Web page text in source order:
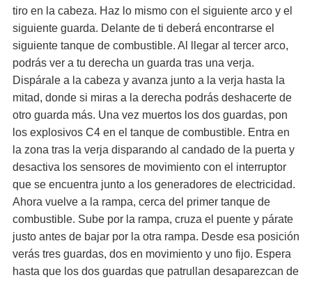
tiro en la cabeza. Haz lo mismo con el siguiente arco y el
siguiente guarda. Delante de ti deberá encontrarse el
siguiente tanque de combustible. Al llegar al tercer arco,
podrás ver a tu derecha un guarda tras una verja.
Dispárale a la cabeza y avanza junto a la verja hasta la
mitad, donde si miras a la derecha podrás deshacerte de
otro guarda más. Una vez muertos los dos guardas, pon
los explosivos C4 en el tanque de combustible. Entra en
la zona tras la verja disparando al candado de la puerta y
desactiva los sensores de movimiento con el interruptor
que se encuentra junto a los generadores de electricidad.
Ahora vuelve a la rampa, cerca del primer tanque de
combustible. Sube por la rampa, cruza el puente y párate
justo antes de bajar por la otra rampa. Desde esa posición
verás tres guardas, dos en movimiento y uno fijo. Espera
hasta que los dos guardas que patrullan desaparezcan de